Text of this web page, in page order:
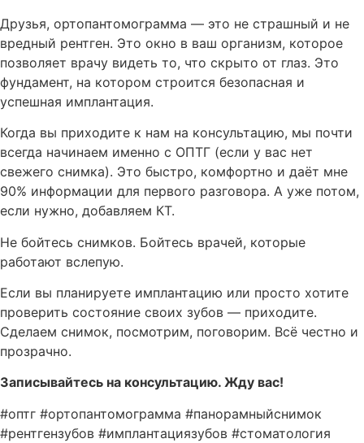
Друзья, ортопантомограмма — это не страшный и не
вредный рентген. Это окно в ваш организм, которое
позволяет врачу видеть то, что скрыто от глаз. Это
фундамент, на котором строится безопасная и
успешная имплантация.
Когда вы приходите к нам на консультацию, мы почти
всегда начинаем именно с ОПТГ (если у вас нет
свежего снимка). Это быстро, комфортно и даёт мне
90% информации для первого разговора. А уже потом,
если нужно, добавляем КТ.
Не бойтесь снимков. Бойтесь врачей, которые
работают вслепую.
Если вы планируете имплантацию или просто хотите
проверить состояние своих зубов — приходите.
Сделаем снимок, посмотрим, поговорим. Всё честно и
прозрачно.
Записывайтесь на консультацию. Жду вас!
#оптг #ортопантомограмма #панорамныйснимок
#рентгензубов #имплантациязубов #стоматология